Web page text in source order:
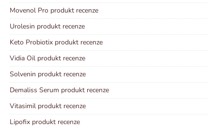
Movenol Pro produkt recenze
Urolesin produkt recenze
Keto Probiotix produkt recenze
Vidia Oil produkt recenze
Solvenin produkt recenze
Demaliss Serum produkt recenze
Vitasimil produkt recenze
Lipofix produkt recenze